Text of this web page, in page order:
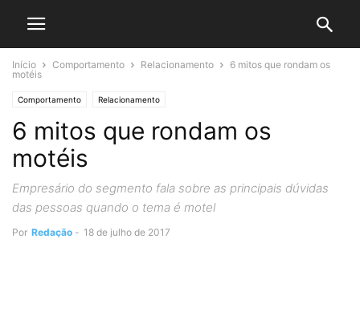
Início Comportamento Relacionamento
6 mitos que rondam os
motéis
Comportamento Relacionamento
6 mitos que rondam os
motéis
Empresário do segmento fala sobre as principais dúvidas
das pessoas quando o tema é motel
Por Redação - 18 de julho de 2017